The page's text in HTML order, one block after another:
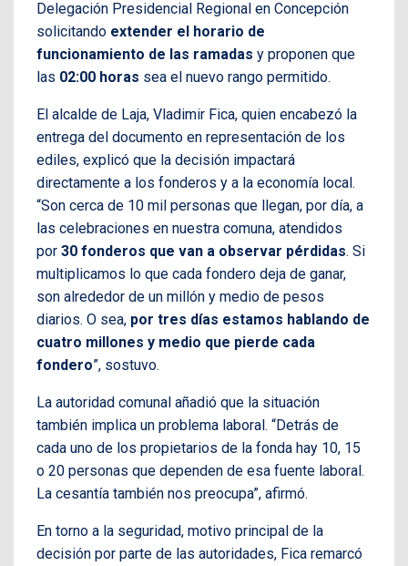
Delegación Presidencial Regional en Concepción
solicitando extender el horario de
funcionamiento de las ramadas y proponen que
las 02:00 horas sea el nuevo rango permitido.
El alcalde de Laja, Vladimir Fica, quien encabezó la
entrega del documento en representación de los
ediles, explicó que la decisión impactará
directamente a los fonderos y a la economía local.
“Son cerca de 10 mil personas que llegan, por día, a
las celebraciones en nuestra comuna, atendidos
por 30 fonderos que van a observar pérdidas. Si
multiplicamos lo que cada fondero deja de ganar,
son alrededor de un millón y medio de pesos
diarios. O sea, por tres días estamos hablando de
cuatro millones y medio que pierde cada
fondero”, sostuvo.
La autoridad comunal añadió que la situación
también implica un problema laboral. “Detrás de
cada uno de los propietarios de la fonda hay 10, 15
o 20 personas que dependen de esa fuente laboral.
La cesantía también nos preocupa”, afirmó.
En torno a la seguridad, motivo principal de la
decisión por parte de las autoridades, Fica remarcó